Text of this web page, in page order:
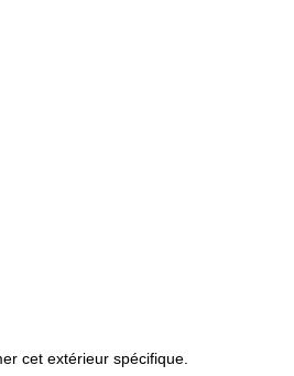
cet extérieur spécifique.